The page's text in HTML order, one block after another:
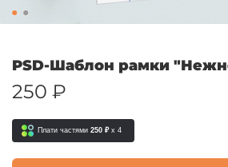
PSD-Шаблон рамки
250 ₽
Плати частями 250 ₽ x 4